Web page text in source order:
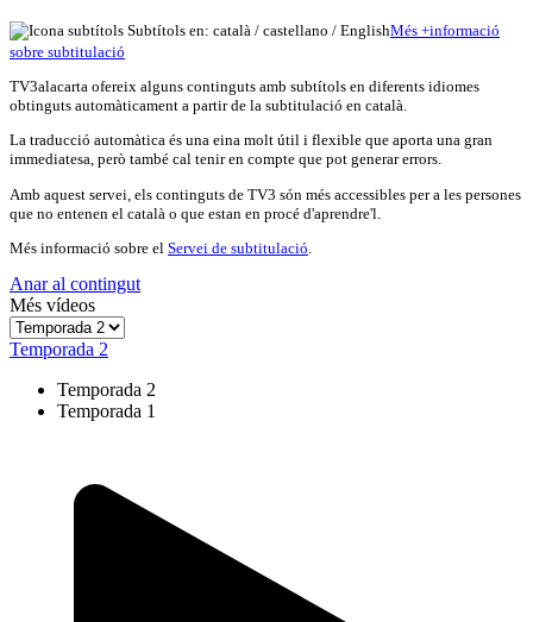
Subtítols en: català / castellano / EnglishMés +informació
sobre subtitulació
TV3alacarta ofereix alguns continguts amb subtítols en diferents idiomes
obtinguts automàticament a partir de la subtitulació en català.
La traducció automàtica és una eina molt útil i flexible que aporta una gran
immediatesa, però també cal tenir en compte que pot generar errors.
Amb aquest servei, els continguts de TV3 són més accessibles per a les persones
que no entenen el català o que estan en procé d'aprendre'l.
Més informació sobre el Servei de subtitulació
Anar al contingut
Més vídeos
Temporada 2
Temporada 2
Temporada 1